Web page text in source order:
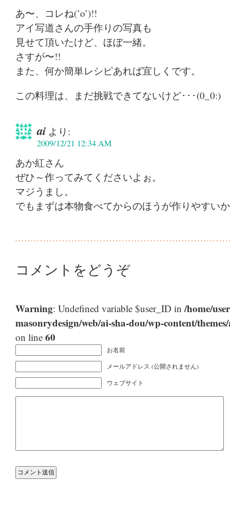
あ〜、コレね(’o’)!!
アイ写道さんの手作りの写真も
見せて頂いたけど、ほぼ一緒。
さすが〜!!
また、何か簡単レシピあれば宜しくです。
この料理は、まだ挑戦できてないけど･･･(0_0:)
ai より:
2009/12/21 12:34 AM
あか紅さん
ぜひ～作ってみてくださいよぉ。
マジうまし。
でもまずは本物食べてからのほうが作りやすい
コメントをどうぞ
Warning: Undefined variable $user_ID in/home/
masonrydesign/web/ai-sha-dou/wp-content/
on line 60
お名前
メールアドレス (公開されません)
ウェブサイト